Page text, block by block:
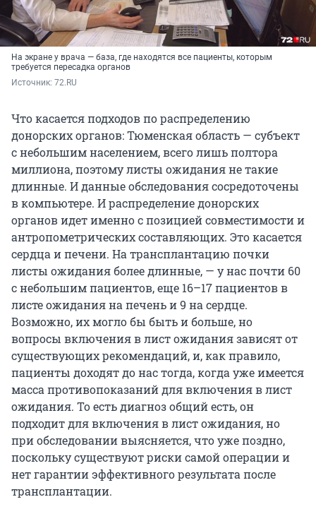
На экране у врача — база, где находятся все пациенты, которым
требуется пересадка органов
Источник: 72.RU
Что касается подходов по распределению
донорских органов: Тюменская область — субъект
с небольшим населением, всего лишь полтора
миллиона, поэтому листы ожидания не такие
длинные. И данные обследования сосредоточены
в компьютере. И распределение донорских
органов идет именно с позицией совместимости и
антропометрических составляющих. Это касается
сердца и печени. На трансплантацию почки
листы ожидания более длинные, — у нас почти 60
с небольшим пациентов, еще 16–17 пациентов в
листе ожидания на печень и 9 на сердце.
Возможно, их могло бы быть и больше, но
вопросы включения в лист ожидания зависят от
существующих рекомендаций, и, как правило,
пациенты доходят до нас тогда, когда уже имеется
масса противопоказаний для включения в лист
ожидания. То есть диагноз общий есть, он
подходит для включения в лист ожидания, но
при обследовании выясняется, что уже поздно,
поскольку существуют риски самой операции и
нет гарантии эффективного результата после
трансплантации.